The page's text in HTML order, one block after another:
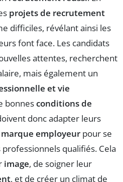
projets de recrutement
difficiles, révélant ainsi les
font face. Les candidats
attentes, recherchent
mais également un
et vie
bonnesconditions de
donc adapter leurs
marque employeur pour se
qualifiés. Cela
image, de soigner leur
, et de créer un climat de